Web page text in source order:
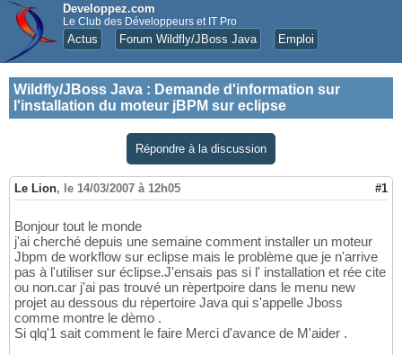
Developpez.com
Le Club des Développeurs et IT Pro
Actus Forum Wildfly/JBoss Java Emploi
Wildfly/JBoss Java : Demande d'information sur
l'installation du moteur jBPM sur eclipse
Répondre à la discussion
Le Lion, le 14/03/2007 à 12h05 #1
Bonjour tout le monde
j'ai cherché depuis une semaine comment installer un moteur
Jbpm de workflow sur eclipse mais le problème que je n'arrive
pas à l'utiliser sur éclipse.J'ensais pas si l' installation et rée cite
ou non.car j'ai pas trouvé un rèpertpoire dans le menu new
projet au dessous du rèpertoire Java qui s'appelle Jboss
comme montre le dèmo .
Si qlq'1 sait comment le faire Merci d'avance de M'aider .